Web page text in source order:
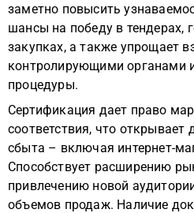
заметно повысить
шансы на победу в тендерах,
закупках, а также упрощает
контролирующими органами
процедуры.
Сертификация дает право
соответствия, что
сбыта – включая интернет-
Способствует расширению
привлечению новой
объемов продаж. Наличие